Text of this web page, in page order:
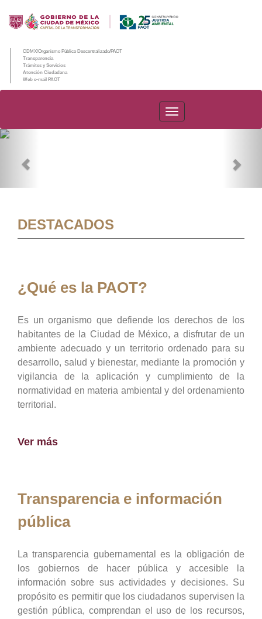
CDMX/Organismo Público Descentralizado/PAOT
Transparencia
Trámites y Servicios
Atención Ciudadana
Web e-mail PAOT
PAOT
DESTACADOS
¿Qué es la PAOT?
Es un organismo que defiende los derechos de los
habitantes de la Ciudad de México, a disfrutar de un
ambiente adecuado y un territorio ordenado para su
desarrollo, salud y bienestar, mediante la promoción y
vigilancia de la aplicación y cumplimiento de la
normatividad en materia ambiental y del ordenamiento
territorial.
Ver más
Transparencia e información
pública
La transparencia gubernamental es la obligación de
los gobiernos de hacer pública y accesible la
información sobre sus actividades y decisiones. Su
propósito es permitir que los ciudadanos supervisen la
gestión pública, comprendan el uso de los recursos,